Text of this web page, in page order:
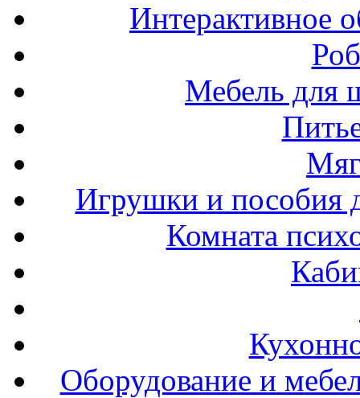
Интерактивное
Мебель для
Игрушки и пособия
Комната
Оборудование и